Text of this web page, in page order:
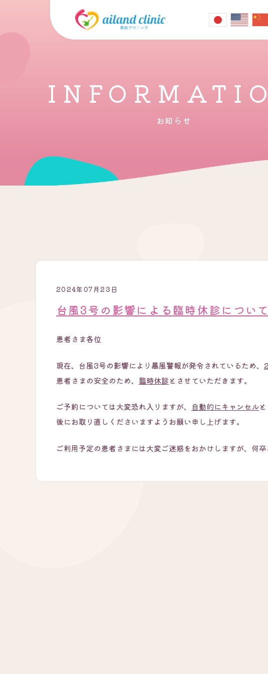
お知らせ
2024年07月23日
台風3号の影響による臨時休診について
患者さま各位
現在、台風3号の影響により暴風警報が発令されているため、
患者さまの安全のため、 臨時休診とさせていただきます。
ご予約については大変恐れ入りますが、 自動的にキャンセル
後にお取り直しくださいますようお願い申し上げます。
ご利用予定の患者さまには大変ご迷惑をおかけしますが、何